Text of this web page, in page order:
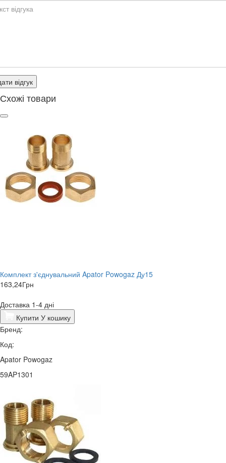
відгук
Схожі товари
Комплект з'єднувальний Apator Powogaz Ду15
163,24Грн
Доставка 1-4 дні
Купити У кошику
Бренд:
Код:
Apator Powogaz
59AP1301